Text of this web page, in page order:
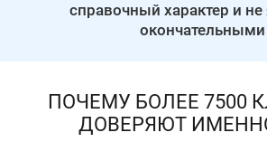
справочный характер и не
окончательными
ПОЧЕМУ БОЛЕЕ 7500
ДОВЕРЯЮТ